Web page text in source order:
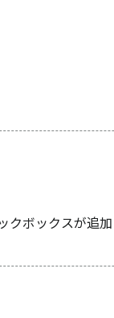
クボックスが追